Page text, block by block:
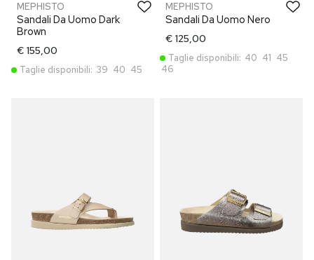
MEPHISTO
Sandali Da Uomo Dark
Brown
€ 155,00
Taglie disponibili: 39 40 45
MEPHISTO
Sandali Da Uomo Nero
€ 125,00
Taglie disponibili: 40 41 45
46